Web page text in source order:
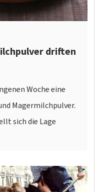
driften
Woche eine
Magermilchpulver.
sich die Lage